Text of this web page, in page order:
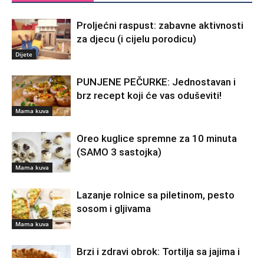
Dijete
Proljećni raspust: zabavne aktivnosti
za djecu (i cijelu porodicu)
Mama kuva
PUNJENE PEČURKE: Jednostavan i
brz recept koji će vas oduševiti!
Mama kuva
Oreo kuglice spremne za 10 minuta
(SAMO 3 sastojka)
Mama kuva
Lazanje rolnice sa piletinom, pesto
sosom i gljivama
Brzi i zdravi obrok: Tortilja sa jajima i